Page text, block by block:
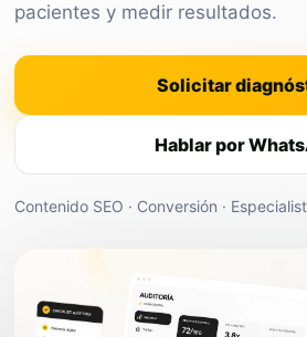
pacientes y medir resultados.
Solicitar
Hablar por
Contenido SEO · Conversión ·